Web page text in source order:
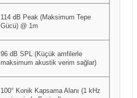
114 dB Peak (Maksimum Tepe
Gücü) @ 1m
96 dB SPL (Küçük amfilerle
maksimum akustik verim sağlar)
100° Konik Kapsama Alanı (1 kHz